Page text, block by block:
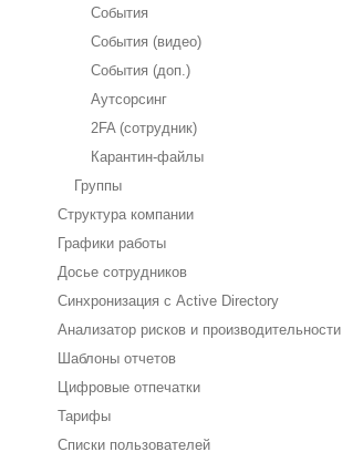
События
События (видео)
События (доп.)
Аутсорсинг
2FA (сотрудник)
Карантин-файлы
Группы
Структура компании
Графики работы
Досье сотрудников
Синхронизация с Active Directory
Анализатор рисков и производительности
Шаблоны отчетов
Цифровые отпечатки
Тарифы
Списки пользователей